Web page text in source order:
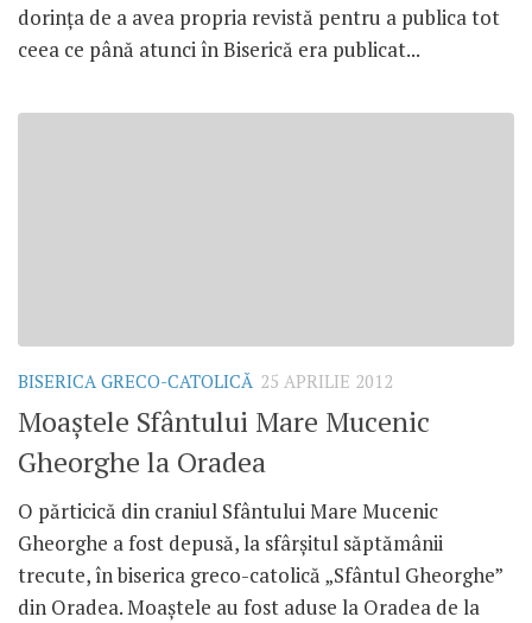
dorinţa de a avea propria revistă pentru a publica tot
ceea ce până atunci în Biserică era publicat...
BISERICA GRECO-CATOLICĂ 25 APRILIE 2012
Moaştele Sfântului Mare Mucenic
Gheorghe la Oradea
O părticică din craniul Sfântului Mare Mucenic
Gheorghe a fost depusă, la sfârşitul săptămânii
trecute, în biserica greco-catolică „Sfântul Gheorghe”
din Oradea. Moaştele au fost aduse la Oradea de la